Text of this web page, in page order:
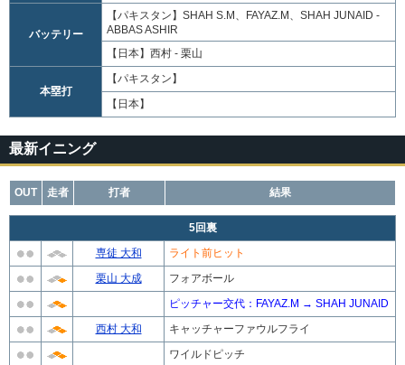
バッテリー
【パキスタン】 SHAH S.M、FAYAZ.M、SHAH JUNAID -
ABBAS ASHIR
【日本】 西村 - 栗山
本塁打
【パキスタン】
【日本】
最新イニング
OUT 走者 打者 結果
5回裏
専徒 大和
ライト前ヒット
栗山 大成
フォアボール
ピッチャー交代：FAYAZ.M → SHAH JUNAID
西村 大和
キャッチャーファウルフライ
ワイルドピッチ